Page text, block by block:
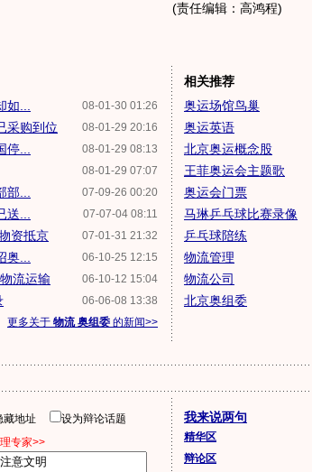
(责任编辑：高鸿程)
08-01-30 01:26
...
08-01-29 20:16
采购到位
08-01-29 08:13
...
08-01-29 07:07
07-09-26 00:20
...
07-07-04 08:11
...
07-01-31 21:32
资抵京
06-10-25 12:15
...
06-10-12 15:04
流运输
06-06-08 13:38
更多关于 物流 奥组委 的新闻>>
相关推荐
奥运场馆鸟巢
奥运英语
北京奥运概念股
王菲奥运会主题歌
奥运会门票
马琳乒乓球比赛录像
乒乓球陪练
物流管理
物流公司
北京奥组委
藏地址
设为辩论话题
专家>>
我来说两句
精华区
辩论区